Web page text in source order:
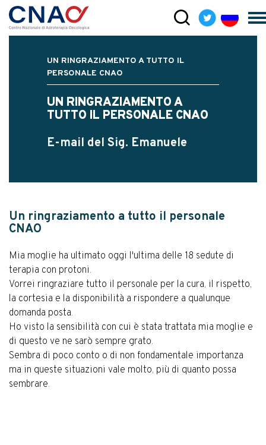
UN RINGRAZIAMENTO A TUTTO IL
PERSONALE CNAO
UN RINGRAZIAMENTO A
TUTTO IL PERSONALE CNAO
E-mail del Sig. Emanuele
Un ringraziamento a tutto il personale
CNAO
Mia moglie ha ultimato oggi l'ultima delle 18 sedute di
terapia con protoni.
Vorrei ringraziare tutto il personale per la cura, il rispetto,
la cortesia e la disponibilità a rispondere a qualunque
domanda posta.
Ho visto la sensibilità con cui è stata trattata mia moglie e
di questo ve ne sarò sempre grato.
Sembra di poco conto o di non fondamentale importanza
ma in queste situazioni vale molto, più di quanto possa
sembrare.